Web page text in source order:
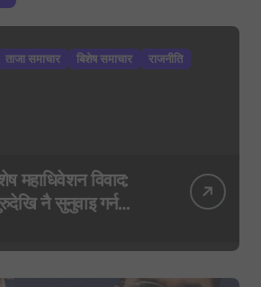
ताजा समाचार बिशेष समाचार
राजनीति
महाधिवेशन विवाद:
सुरुदेखि नै सुनुवाइ गर्न